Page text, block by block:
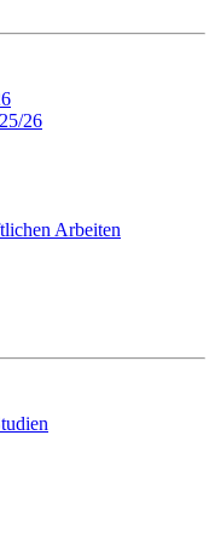
26
Arbeiten